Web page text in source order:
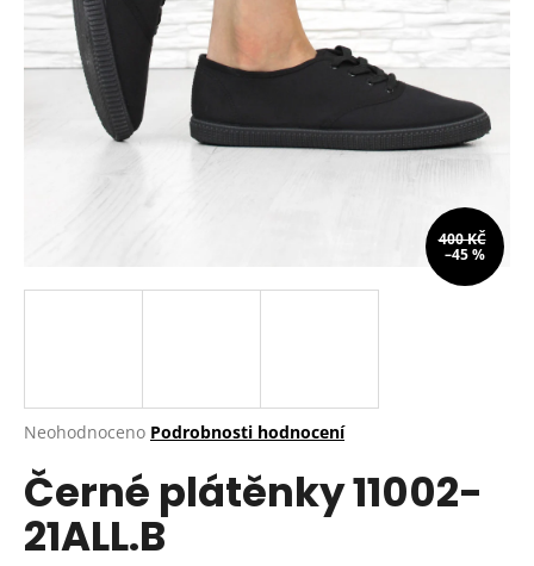
Průměrné
produktu
je
0,0
z
Neohodnoceno Podrobnosti hodnocení
Černé plátěnky 11002-
21ALL.B
400 KČ
–45 %
a
j
o
p
o
r
u
č